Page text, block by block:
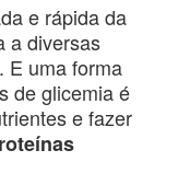
e rápida da
a diversas
E uma forma
de glicemia é
e fazer